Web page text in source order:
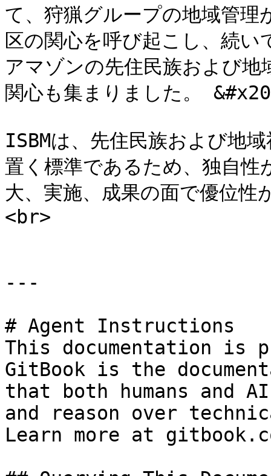
て、狩猟グループの地域管理
区の関心を呼び起こし、続
アマゾンの先住民族および
関心も集まりました。
ISBMは、先住民族および地
置く標準であるため、独自
大、実施、成果の面で優位
<br>
---
# Agent Instructions
This documentation is
GitBook is the
that both humans and
and reason over
Learn more at